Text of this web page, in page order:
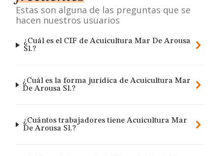
Estas son alguna de las preguntas que se
hacen nuestros usuarios
¿Cuál es el CIF de Acuicultura Mar De Arousa
Sl.?
¿Cuál es la forma jurídica de Acuicultura Mar
De Arousa Sl.?
¿Cuántos trabajadores tiene Acuicultura Mar
De Arousa Sl.?